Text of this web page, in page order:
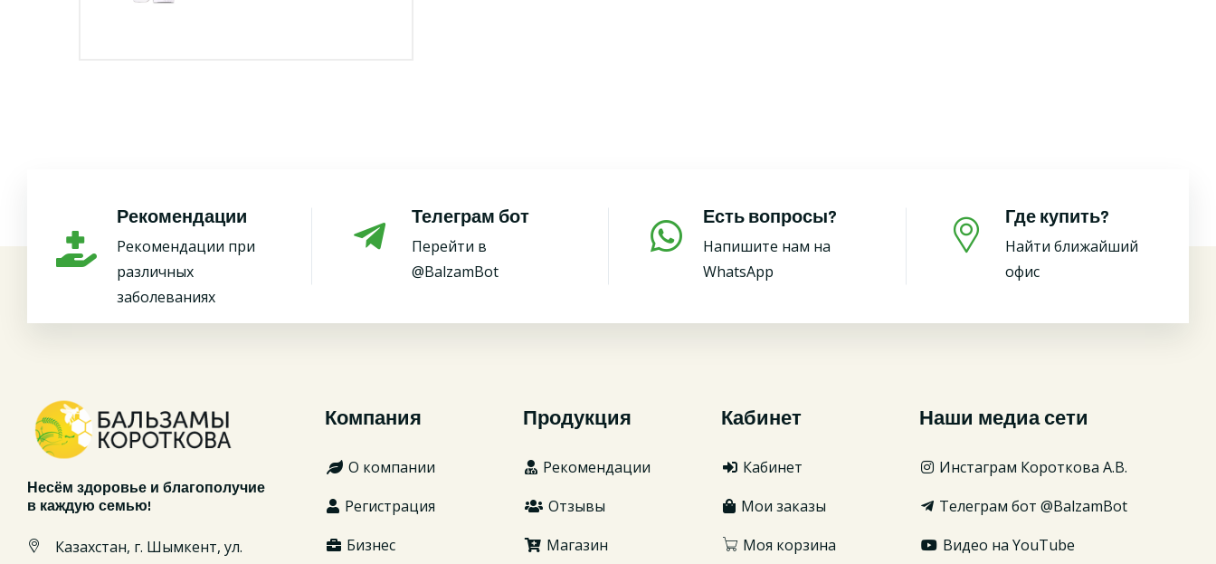
Рекомендации
Рекомендации при
различных
заболеваниях
Телеграм бот
Перейти в
@BalzamBot
Есть вопросы?
Напишите нам на
WhatsApp
Где купить?
Найти ближайший
офис
Несём здоровье и благополучие
в каждую семью!
Казахстан, г. Шымкент, ул.
Компания
О компании
Регистрация
Бизнес
Продукция
Рекомендации
Отзывы
Магазин
Кабинет
Кабинет
Мои заказы
Моя корзина
Наши медиа сети
Инстаграм Короткова А.В.
Телеграм бот @BalzamBot
Видео на YouTube